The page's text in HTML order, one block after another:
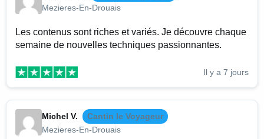
Mezieres-En-Drouais
Les contenus sont riches et variés. Je découvre chaque
semaine de nouvelles techniques passionnantes.
Il y a 7 jours
Michel V.
Cantin le Voyageur
Mezieres-En-Drouais